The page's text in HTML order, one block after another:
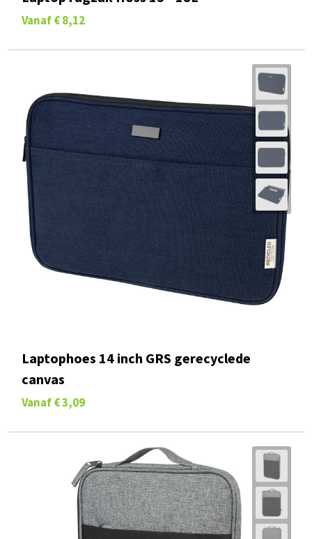
Vanaf € 8,12
Laptophoes 14 inch GRS gerecyclede
canvas
Vanaf € 3,09